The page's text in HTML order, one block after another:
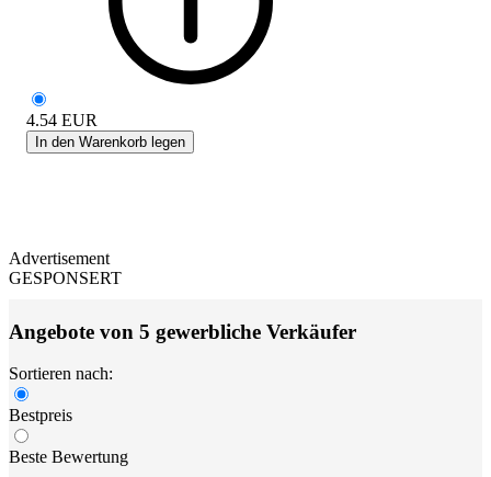
4.54 EUR
In den Warenkorb legen
Advertisement
GESPONSERT
Angebote von 5 gewerbliche Verkäufer
Sortieren nach:
Bestpreis
Beste Bewertung